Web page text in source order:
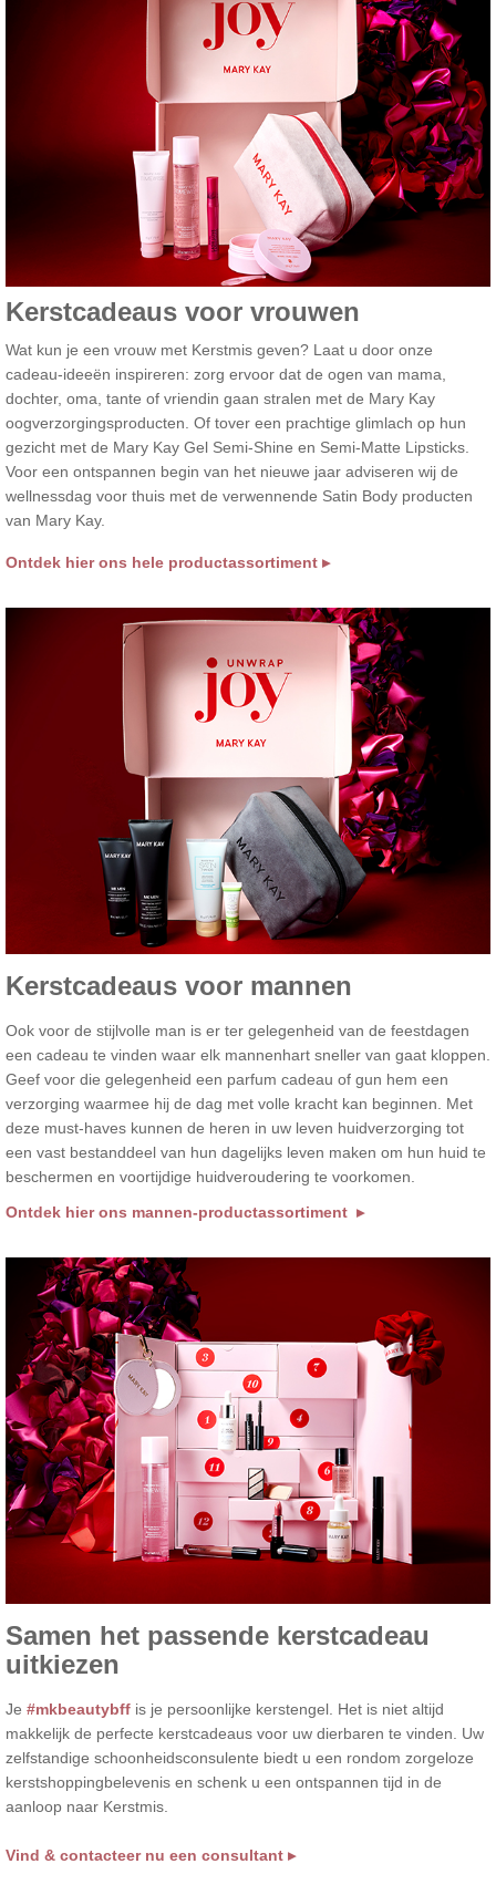
Kerstcadeaus voor vrouwen
Wat kun je een vrouw met Kerstmis geven? Laat u door onze
cadeau-ideeën inspireren: zorg ervoor dat de ogen van mama,
dochter, oma, tante of vriendin gaan stralen met de Mary Kay
oogverzorgingsproducten. Of tover een prachtige glimlach op hun
gezicht met de Mary Kay Gel Semi-Shine en Semi-Matte Lipsticks.
Voor een ontspannen begin van het nieuwe jaar adviseren wij de
wellnessdag voor thuis met de verwennende Satin Body producten
van Mary Kay.
Ontdek hier ons hele productassortiment ▸
Kerstcadeaus voor mannen
Ook voor de stijlvolle man is er ter gelegenheid van de feestdagen
een cadeau te vinden waar elk mannenhart sneller van gaat kloppen.
Geef voor die gelegenheid een parfum cadeau of gun hem een
verzorging waarmee hij de dag met volle kracht kan beginnen. Met
deze must-haves kunnen de heren in uw leven huidverzorging tot
een vast bestanddeel van hun dagelijks leven maken om hun huid te
beschermen en voortijdige huidveroudering te voorkomen.
Ontdek hier ons mannen-productassortiment ▸
Samen het passende kerstcadeau
uitkiezen
Je #mkbeautybff is je persoonlijke kerstengel. Het is niet altijd
makkelijk de perfecte kerstcadeaus voor uw dierbaren te vinden. Uw
zelfstandige schoonheidsconsulente biedt u een rondom zorgeloze
kerstshoppingbelevenis en schenk u een ontspannen tijd in de
aanloop naar Kerstmis.
Vind & contacteer nu een consultant ▸